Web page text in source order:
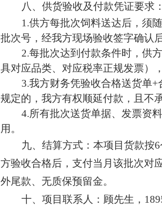
八、供货验收及付款凭证要求：
1.供方每批次饲料送达后，须
批次号，经我方现场验收签字确认
2.每批次达到付款条件时，供
具对应品类、对应税率正规发票）
3.我方财务凭验收合格送货单+
规定的，我方有权顺延付款，且不
4.所有批次送货单据、发票资
用。
九、结算方式： 本项目货款按6
方验收合格后，支付当月该批次对
外尾款、无质保预留金。
十、 项目联系人： 顾先生，